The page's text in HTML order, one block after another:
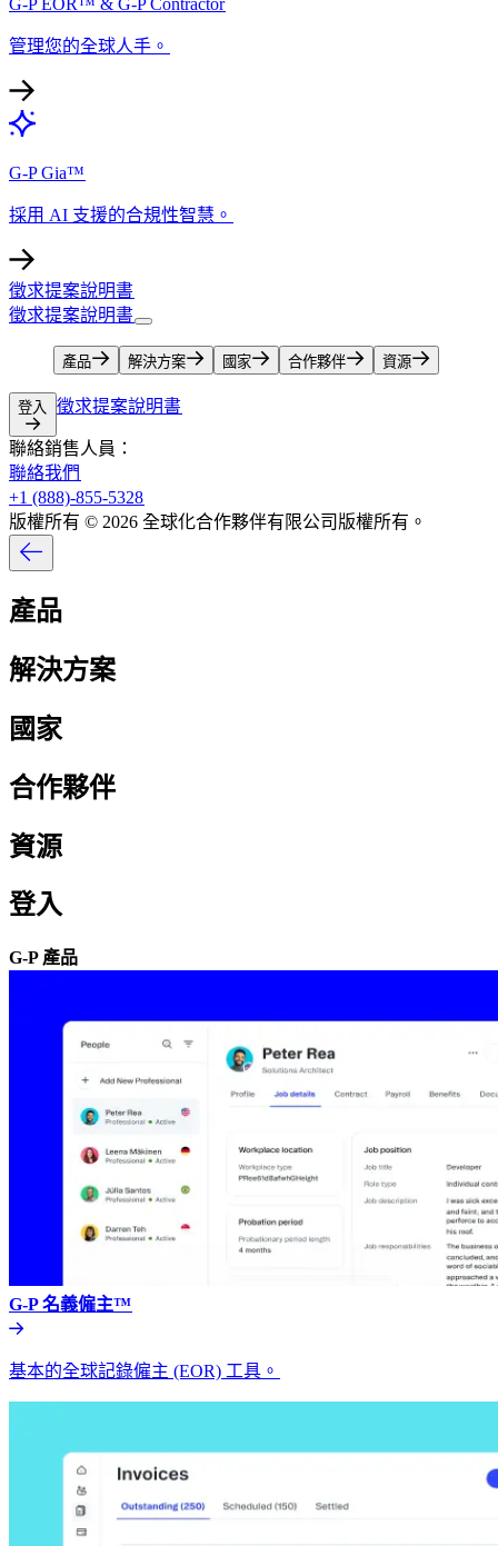
G-P EOR™ & G-P Contractor​​
管理您的全球人手。​​
G-P Gia™​​
採用 AI 支援的合規性智慧。​​
徵求提案說明書​​
徵求提案說明書​​
產品​​ 解決方案​​ 國家​​ 合作夥伴​​ 資源​​
登入​​ 徵求提案說明書​​
聯絡銷售人員：​​
聯絡我們​​
+1 (888)-855-5328​​
版權所有 © 2026 全球化合作夥伴有限公司版權所有。​​
產品​​
解決方案​​
國家​​
合作夥伴​​
資源​​
登入​​
G-P 產品​​
G-P 名義僱主™​​
基本的全球記錄僱主 (EOR) 工具。​​